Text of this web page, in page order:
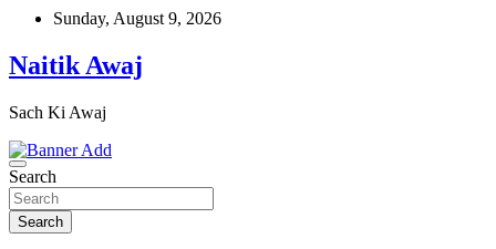
Skip
content
Sunday, August 9, 2026
Naitik Awaj
Sach Ki Awaj
Search
Search